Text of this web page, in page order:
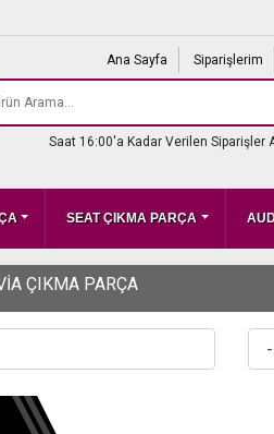
Ana Sayfa Siparişlerim
Saat 16:00'a Kadar Verilen Siparişler
SEAT ÇIKMA PARÇA
ÇIKMA PARÇA